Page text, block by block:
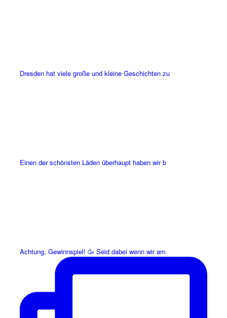
Dresden hat viele große und kleine Geschichten zu
Einen der schönsten Läden überhaupt haben wir b
Achtung, Gewinnspiel! 🥳 Seid dabei wenn wir am